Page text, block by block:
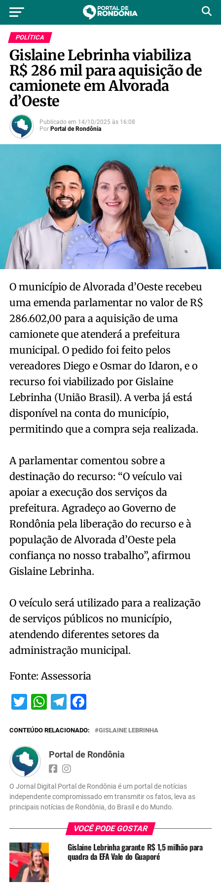
POLÍTICA
Gislaine Lebrinha viabiliza
R$ 286 mil para aquisição de
camionete em Alvorada
d’Oeste
Publicado em 14/10/2025 às 16:08
Por Portal de Rondônia
O município de Alvorada d’Oeste recebeu
uma emenda parlamentar no valor de R$
286.602,00 para a aquisição de uma
camionete que atenderá a prefeitura
municipal. O pedido foi feito pelos
vereadores Diego e Osmar do Idaron, e o
recurso foi viabilizado por Gislaine
Lebrinha (União Brasil). A verba já está
disponível na conta do município,
permitindo que a compra seja realizada.
A parlamentar comentou sobre a
destinação do recurso: “O veículo vai
apoiar a execução dos serviços da
prefeitura. Agradeço ao Governo de
Rondônia pela liberação do recurso e à
população de Alvorada d’Oeste pela
confiança no nosso trabalho”, afirmou
Gislaine Lebrinha.
O veículo será utilizado para a realização
de serviços públicos no município,
atendendo diferentes setores da
administração municipal.
Fonte: Assessoria
Twitter
WhatsApp
Telegram
Facebook
CONTEÚDO RELACIONADO: GISLAINE LEBRINHA
Portal de Rondônia
O Jornal Digital Portal de Rondônia é um portal de notícias
independente compromissado em transmitir os fatos, leva as
principais notícias de Rondônia, do Brasil e do Mundo.
VOCÊ PODE GOSTAR
Gislaine Lebrinha garante R$ 1,5 milhão para
quadra da EFA Vale do Guaporé